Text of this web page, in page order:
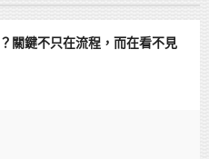
關鍵不只在流程，而在看不見